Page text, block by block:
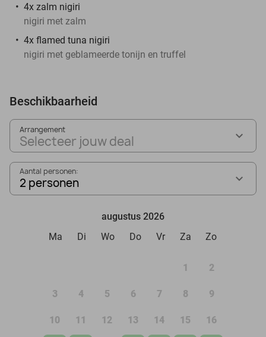
4x zalm nigiri
nigiri met zalm
4x flamed tuna nigiri
nigiri met geblameerde tonijn en truffel
Beschikbaarheid
Arrangement
Selecteer jouw deal
Aantal personen:
2 personen
augustus 2026
Ma
Di Wo Do Vr Za Zo
1 2
3 4 5 6 7 8 9
10 11 12 13 14 15 16